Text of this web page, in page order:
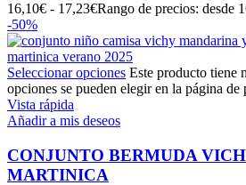
16,10€ - 17,23€Rango de precios: desde
-50%
Seleccionar opciones Este producto tiene
opciones se pueden elegir en la página de
Vista rápida
Añadir a mis deseos
CONJUNTO BERMUDA
MARTINICA